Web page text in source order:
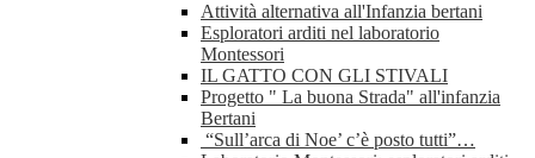
Attività alternativa all'Infanzia bertani
Esploratori arditi nel laboratorio
Montessori
IL GATTO CON GLI STIVALI
Progetto " La buona Strada" all'infanzia
Bertani
“Sull’arca di Noe’ c’è posto tutti”…